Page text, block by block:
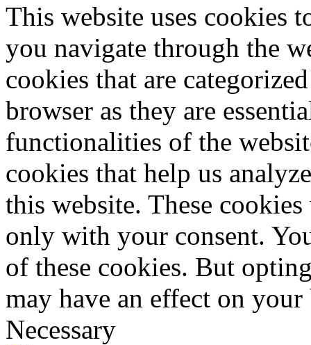
This website uses cookies
you navigate through the
cookies that are
browser as they are
functionalities of the
cookies that help us
this website. These
only with your consent.
of these cookies. But
may have an effect on
Necessary